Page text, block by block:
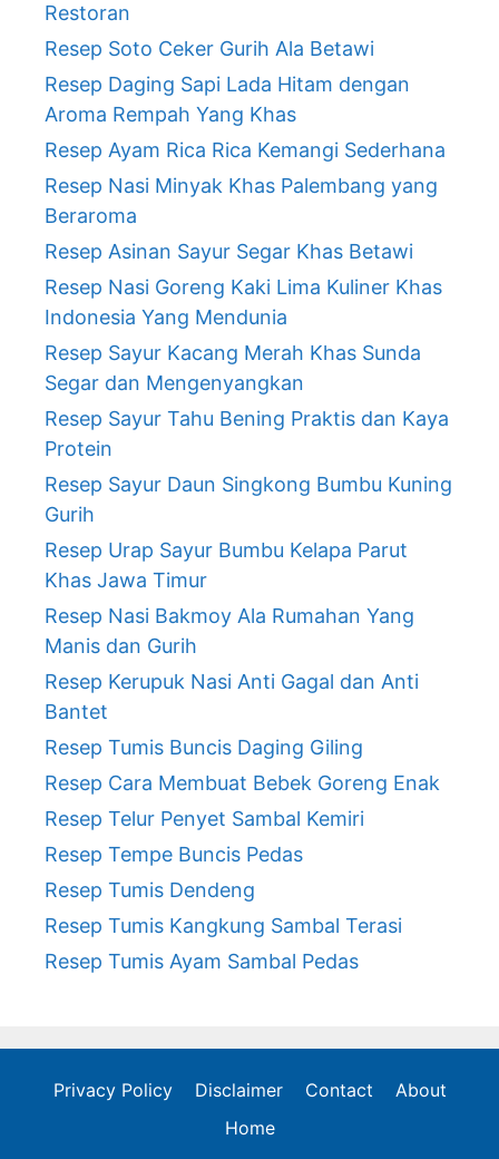
Restoran
Resep Soto Ceker Gurih Ala Betawi
Resep Daging Sapi Lada Hitam dengan
Aroma Rempah Yang Khas
Resep Ayam Rica Rica Kemangi Sederhana
Resep Nasi Minyak Khas Palembang yang
Beraroma
Resep Asinan Sayur Segar Khas Betawi
Resep Nasi Goreng Kaki Lima Kuliner Khas
Indonesia Yang Mendunia
Resep Sayur Kacang Merah Khas Sunda
Segar dan Mengenyangkan
Resep Sayur Tahu Bening Praktis dan Kaya
Protein
Resep Sayur Daun Singkong Bumbu Kuning
Gurih
Resep Urap Sayur Bumbu Kelapa Parut
Khas Jawa Timur
Resep Nasi Bakmoy Ala Rumahan Yang
Manis dan Gurih
Resep Kerupuk Nasi Anti Gagal dan Anti
Bantet
Resep Tumis Buncis Daging Giling
Resep Cara Membuat Bebek Goreng Enak
Resep Telur Penyet Sambal Kemiri
Resep Tempe Buncis Pedas
Resep Tumis Dendeng
Resep Tumis Kangkung Sambal Terasi
Resep Tumis Ayam Sambal Pedas
Privacy Policy Disclaimer Contact
About
Home